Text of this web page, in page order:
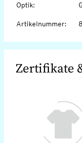
Optik:
Artikelnummer:
Zertifikate